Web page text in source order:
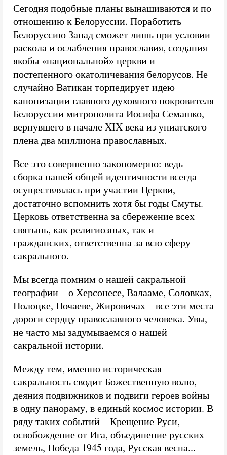
Сегодня подобные планы вынашиваются и по
отношению к Белоруссии. Поработить
Белоруссию Запад сможет лишь при условии
раскола и ослабления православия, создания
якобы «национальной» церкви и
постепенного окатоличевания белорусов. Не
случайно Ватикан торпедирует идею
канонизации главного духовного покровителя
Белоруссии митрополита Иосифа Семашко,
вернувшего в начале XIX века из униатского
плена два миллиона православных.
Все это совершенно закономерно: ведь
сборка нашей общей идентичности всегда
осуществлялась при участии Церкви,
достаточно вспомнить хотя бы годы Смуты.
Церковь ответственна за сбережение всех
святынь, как религиозных, так и
гражданских, ответственна за всю сферу
сакрального.
Мы всегда помним о нашей сакральной
географии – о Херсонесе, Валааме, Соловках,
Полоцке, Почаеве, Жировичах – все эти места
дороги сердцу православного человека. Увы,
не часто мы задумываемся о нашей
сакральной истории.
Между тем, именно историческая
сакральность сводит Божественную волю,
деяния подвижников и подвиги героев войны
в одну панораму, в единый космос истории. В
ряду таких событий – Крещение Руси,
освобождение от Ига, объединение русских
земель, Победа 1945 года, Русская весна...